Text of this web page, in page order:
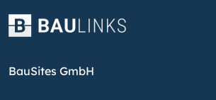
BauSites GmbH